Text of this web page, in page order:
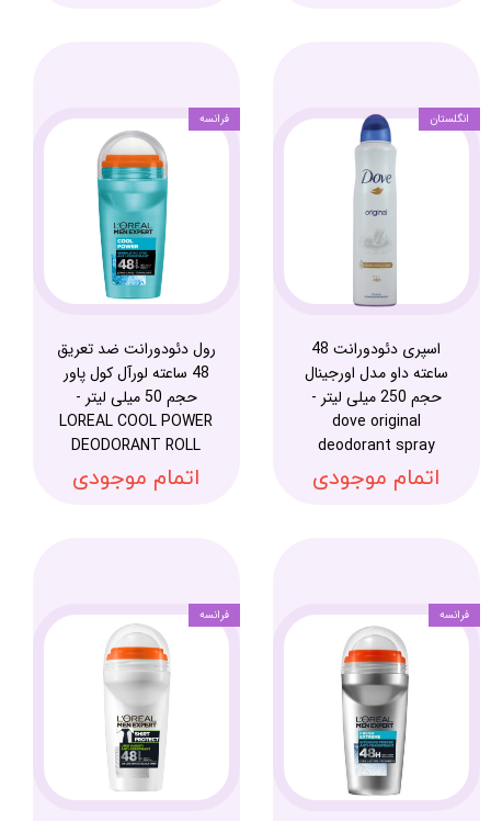
اسپری دئودورانت 48
ساعته داو مدل اورجینال
حجم 250 میلی لیتر -
dove original
deodorant spray
اتمام موجودی
انگلستان
رول دئودورانت ضد تعریق
48 ساعته لورآل کول پاور
حجم 50 میلی لیتر -
LOREAL COOL POWER
DEODORANT ROLL
اتمام موجودی
فرانسه
فرانسه فرانسه